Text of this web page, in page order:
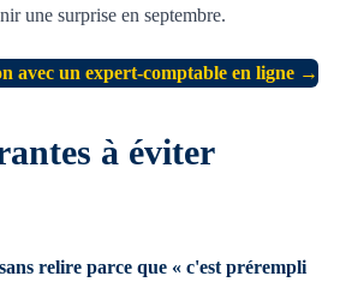
une surprise en septembre.
avec un expert-comptable en ligne →
à éviter
relire parce que « c'est prérempli